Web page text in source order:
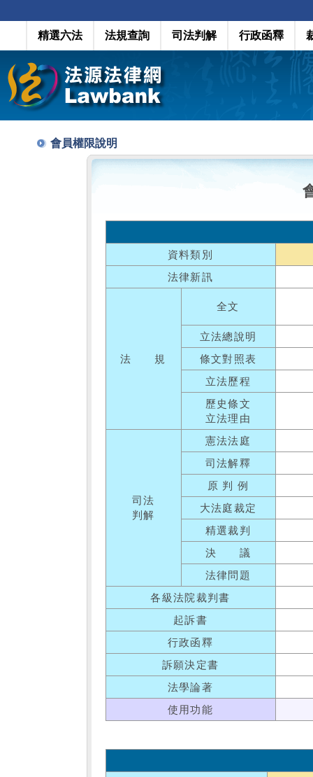
精選六法 法規查詢 司法判解 行政函釋
會員權限說明
資料類別
法律新訊
法 規
全文
立法總說明
條文對照表
立法歷程
歷史條文
立法理由
司法
判解
憲法法庭
司法解釋
原 判 例
大法庭裁定
精選裁判
決 議
法律問題
各級法院裁判書
起訴書
行政函釋
訴願決定書
法學論著
使用功能